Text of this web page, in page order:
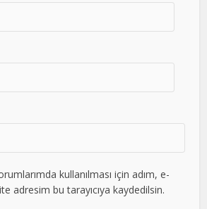
kullanılması için adım, e-
adresim bu tarayıcıya kaydedilsin.